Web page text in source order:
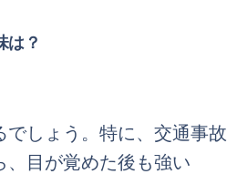
は？
しょう。特に、交通事故
目が覚めた後も強い